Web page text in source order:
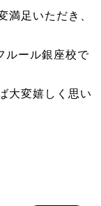
満足いただき、
ルール銀座校で
大変嬉しく思い